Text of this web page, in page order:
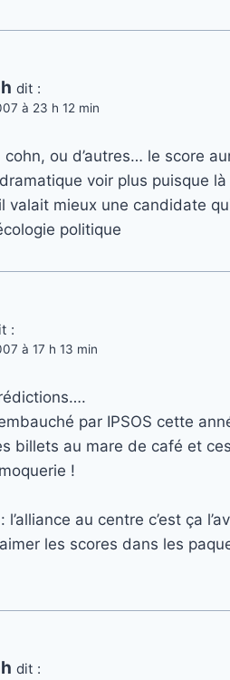
dit :
à 23 h 12 min
cohn, ou d’autres… le score
voir plus puisque
mieux une candidate
politique
:
à 17 h 13 min
par IPSOS cette
billets au mare de café et
!
au centre c’est ça
les scores dans les
dit :